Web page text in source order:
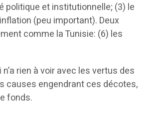
politique et institutionnelle; (3) le
(peu important). Deux
comme la Tunisie: (6) les
rien à voir avec les vertus des
causes engendrant ces décotes,
fonds.